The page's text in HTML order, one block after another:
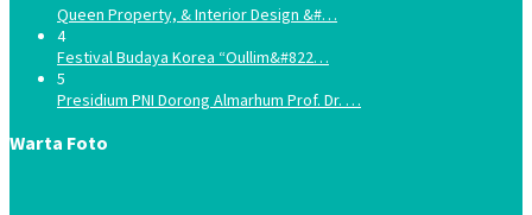
Queen Property, & Interior Design &#…
4
Festival Budaya Korea “Oullim&#822…
5
Presidium PNI Dorong Almarhum Prof. Dr. …
Warta Foto